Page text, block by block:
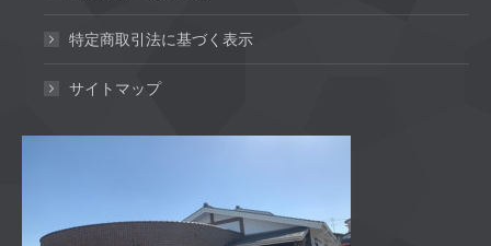
特定商取引法に基づく表示
サイトマップ